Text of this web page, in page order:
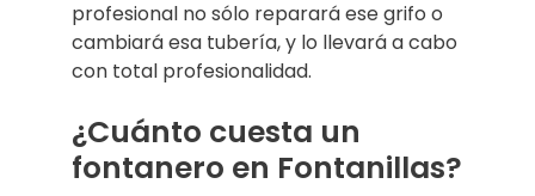
profesional no sólo reparará ese grifo o
cambiará esa tubería, y lo llevará a cabo
con total profesionalidad.
¿Cuánto cuesta un
fontanero en Fontanillas?